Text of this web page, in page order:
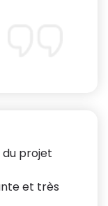
projet
et très